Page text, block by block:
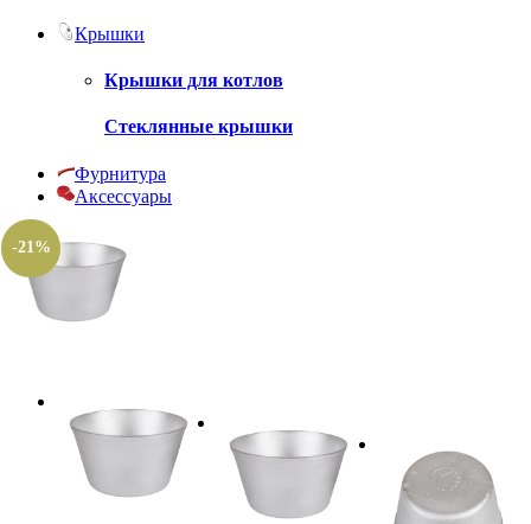
Крышки
Крышки для котлов
Стеклянные крышки
Фурнитура
Аксессуары
-21%